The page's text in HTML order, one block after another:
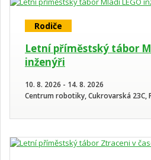
Rodiče
Letní příměstský tábor
inženýři
10. 8. 2026 - 14. 8. 2026
Centrum robotiky, Cukrovarská 23C,